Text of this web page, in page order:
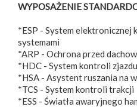
WYPOSAŻENIE
*ESP - System
systemami
*ARP - Ochrona przed
*HDC - System kontroli
*HSA - Asystent ruszania na
*TCS - System kontroli trakcji
*ESS - Światła awaryjnego